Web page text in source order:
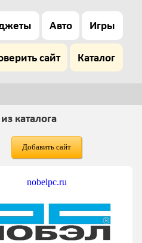
Авто Игры
сайт Каталог
каталога
Добавить сайт
nobelpc.ru